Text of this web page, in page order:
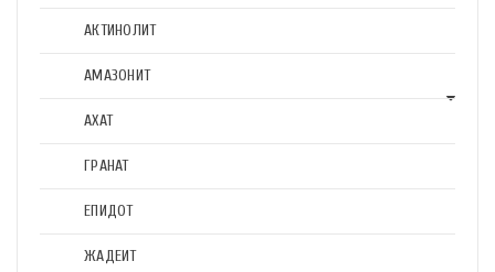
АКТИНОЛИТ
АМАЗОНИТ
АХАТ
ГРАНАТ
ЕПИДОТ
ЖАДЕИТ